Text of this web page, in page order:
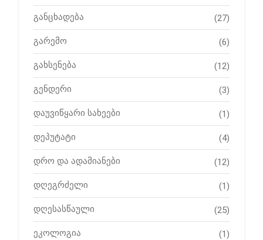
განცხადება (27)
გარემო (6)
გახსენება (12)
გენდერი (3)
დაუვიწყარი სახეები (1)
დეპუტატი (4)
დრო და ადამიანები (12)
დღეგრძელი (1)
დღესასწაული (25)
ეკოლოგია (1)